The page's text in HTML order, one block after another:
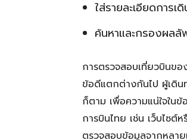
ใส่รายละเอียดการเ
ค้นหาและกรองผลลั
การตรวจสอบเที่ยวบินขอ
ข้อดีแตกต่างกันไป ผู้เดิน
ก็ตาม เพื่อความแน่ใจใน
การบินไทย เช่น เว็บไซ
ตรวจสอบข้อมูลจากหลา